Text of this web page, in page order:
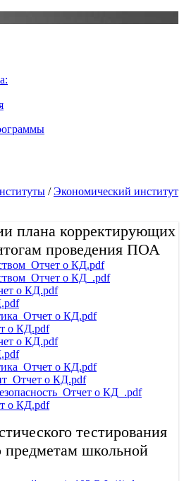
/Экономический институт
плана корректирующих
проведения ПОА
о КД.pdf
о КД_.pdf
о КД.pdf
о КД.pdf
о КД.pdf
о КД.pdf
о КД.pdf
о КД.pdf
о КД_.pdf
о КД.pdf
тестирования
предметам школьной